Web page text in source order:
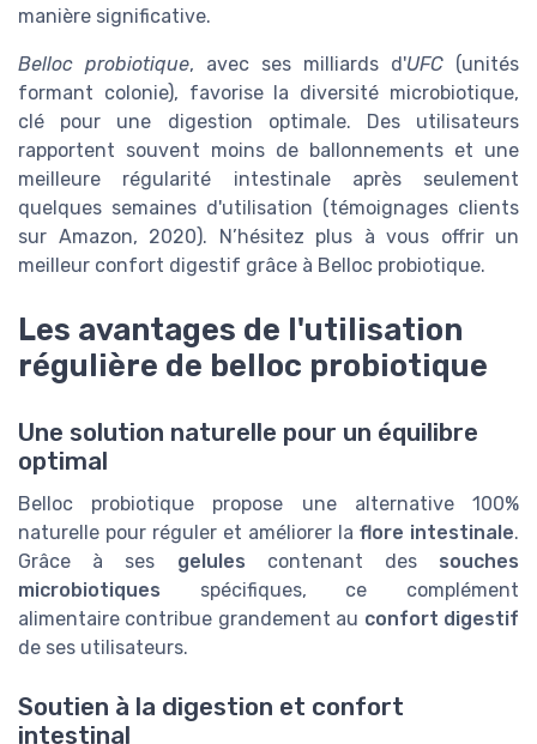
manière significative.
Belloc probiotique, avec ses milliards d'UFC (unités
formant colonie), favorise la diversité microbiotique,
clé pour une digestion optimale. Des utilisateurs
rapportent souvent moins de ballonnements et une
meilleure régularité intestinale après seulement
quelques semaines d'utilisation (témoignages clients
sur Amazon, 2020). N’hésitez plus à vous offrir un
meilleur confort digestif grâce à Belloc probiotique.
Les avantages de l'utilisation
régulière de belloc probiotique
Une solution naturelle pour un équilibre
optimal
Belloc probiotique propose une alternative 100%
naturelle pour réguler et améliorer la flore intestinale.
Grâce à ses gelules contenant des souches
microbiotiques spécifiques, ce complément
alimentaire contribue grandement au confort digestif
de ses utilisateurs.
Soutien à la digestion et confort
intestinal